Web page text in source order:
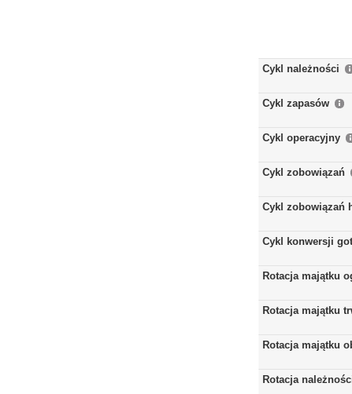
Cykl należności
Cykl zapasów
Cykl operacyjny
Cykl zobowiązań
Cykl zobowiązań
Cykl konwersji
Rotacja majątku
Rotacja majątku
Rotacja majątku
Rotacja